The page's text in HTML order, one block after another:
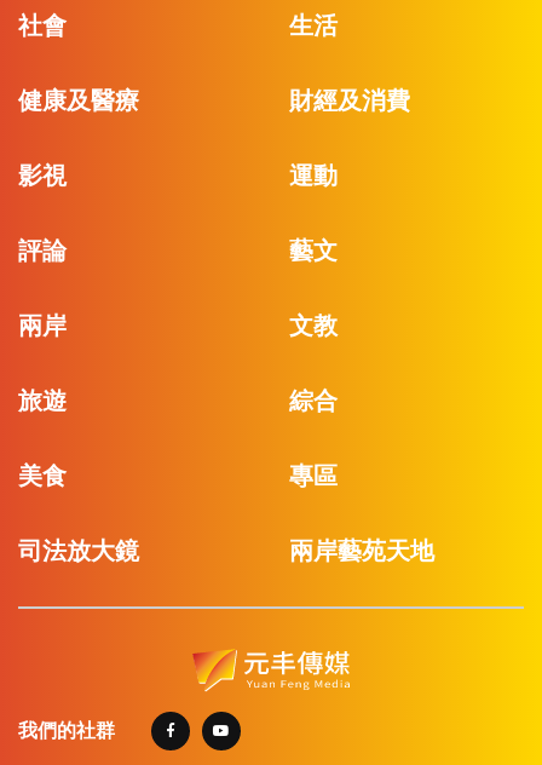
社會 生活
健康及醫療 財經及消費
影視 運動
評論 藝文
兩岸 文教
旅遊 綜合
美食 專區
司法放大鏡 兩岸藝苑天地
我們的社群